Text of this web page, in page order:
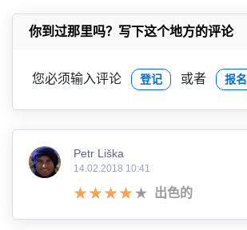
你到过那里吗？写下这个地方的评论
您必须输入评论 登记 或者 报名
Petr Liška
14.02.2018 10:41
出色的